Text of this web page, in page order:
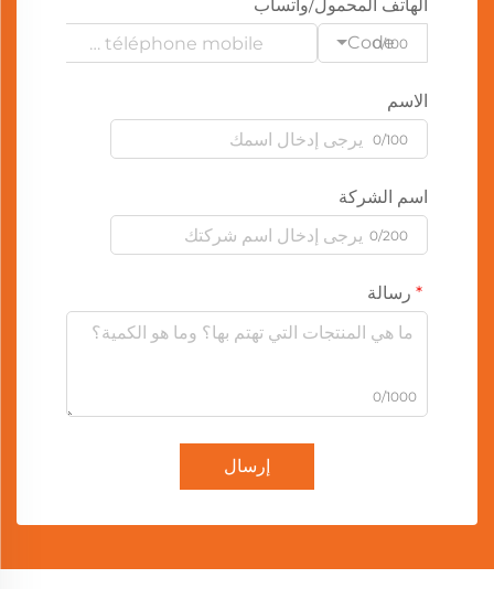
الهاتف المحمول/واتساب
Code
0/100
الاسم
0/100
اسم الشركة
0/200
رسالة
0/1000
إرسال